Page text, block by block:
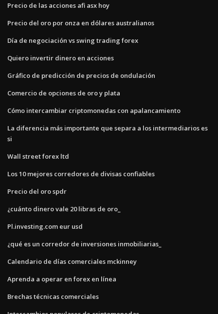
Precio de las acciones afi asx hoy
Precio del oro por onza en dólares australianos
Día de negociación vs swing trading forex
Quiero invertir dinero en acciones
Gráfico de predicción de precios de ondulación
Comercio de opciones de oro y plata
Cómo intercambiar criptomonedas con apalancamiento
La diferencia más importante que separa a los intermediarios es
si
Wall street forex ltd
Los 10 mejores corredores de divisas confiables
Precio del oro spdr
¿cuánto dinero vale 20 libras de oro_
Pl.investing.com eur usd
¿qué es un corredor de inversiones inmobiliarias_
Calendario de días comerciales mckinney
Aprenda a operar en forex en línea
Brechas técnicas comerciales